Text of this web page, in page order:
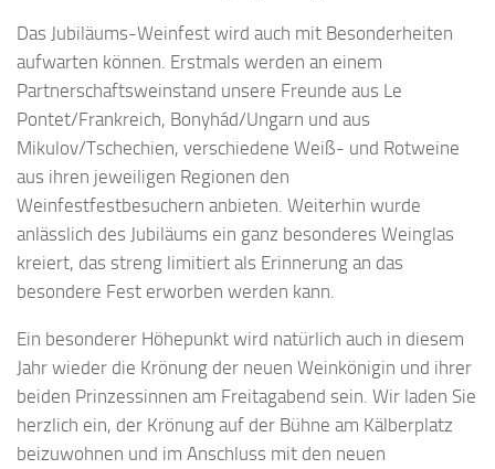
Das Jubiläums-Weinfest wird auch mit Besonderheiten
aufwarten können. Erstmals werden an einem
Partnerschaftsweinstand unsere Freunde aus Le
Pontet/Frankreich, Bonyhád/Ungarn und aus
Mikulov/Tschechien, verschiedene Weiß- und Rotweine
aus ihren jeweiligen Regionen den
Weinfestfestbesuchern anbieten. Weiterhin wurde
anlässlich des Jubiläums ein ganz besonderes Weinglas
kreiert, das streng limitiert als Erinnerung an das
besondere Fest erworben werden kann.
Ein besonderer Höhepunkt wird natürlich auch in diesem
Jahr wieder die Krönung der neuen Weinkönigin und ihrer
beiden Prinzessinnen am Freitagabend sein. Wir laden Sie
herzlich ein, der Krönung auf der Bühne am Kälberplatz
beizuwohnen und im Anschluss mit den neuen